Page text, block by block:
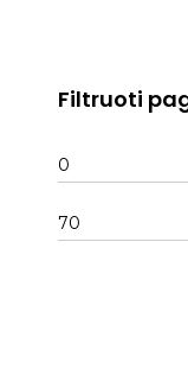
Filtruoti
Min
Maks